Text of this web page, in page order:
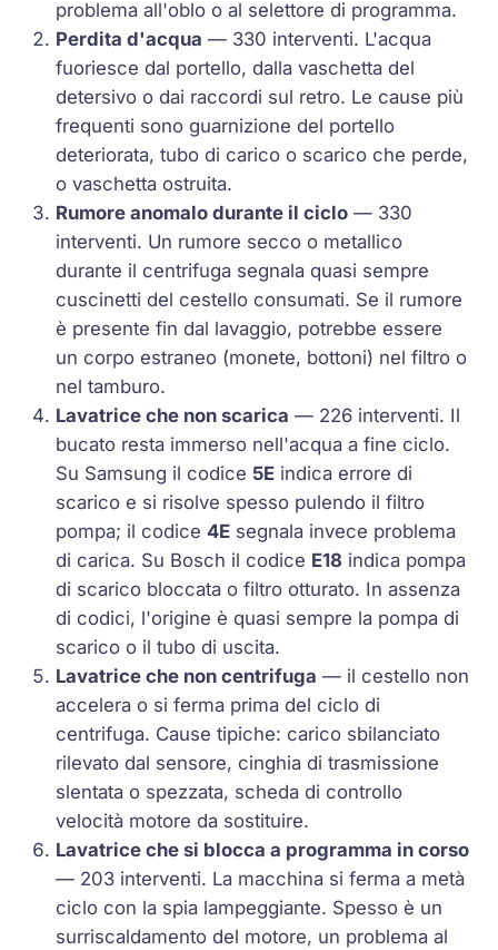
problema all'oblo o al selettore di programma.
Perdita d'acqua — 330 interventi. L'acqua
fuoriesce dal portello, dalla vaschetta del
detersivo o dai raccordi sul retro. Le cause più
frequenti sono guarnizione del portello
deteriorata, tubo di carico o scarico che perde,
o vaschetta ostruita.
Rumore anomalo durante il ciclo — 330
interventi. Un rumore secco o metallico
durante il centrifuga segnala quasi sempre
cuscinetti del cestello consumati. Se il rumore
è presente fin dal lavaggio, potrebbe essere
un corpo estraneo (monete, bottoni) nel filtro o
nel tamburo.
Lavatrice che non scarica — 226 interventi. Il
bucato resta immerso nell'acqua a fine ciclo.
Su Samsung il codice 5E indica errore di
scarico e si risolve spesso pulendo il filtro
pompa; il codice4E segnala invece problema
di carica. Su Bosch il codice E18 indica pompa
di scarico bloccata o filtro otturato. In assenza
di codici, l'origine è quasi sempre la pompa di
scarico o il tubo di uscita.
Lavatrice che non centrifuga — il cestello non
accelera o si ferma prima del ciclo di
centrifuga. Cause tipiche: carico sbilanciato
rilevato dal sensore, cinghia di trasmissione
slentata o spezzata, scheda di controllo
velocità motore da sostituire.
Lavatrice che si blocca a programma in corso
— 203 interventi. La macchina si ferma a metà
ciclo con la spia lampeggiante. Spesso è un
surriscaldamento del motore, un problema al